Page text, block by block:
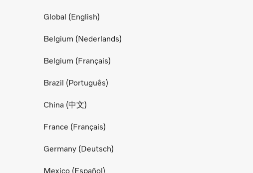
Global (English)
Belgium (Nederlands)
Belgium (Français)
Brazil (Português)
China (中文)
France (Français)
Germany (Deutsch)
Mexico (Español)